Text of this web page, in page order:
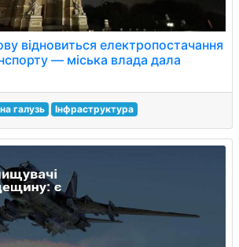
відновиться електропостачання
— міська влада дала
галузь Інфраструктура